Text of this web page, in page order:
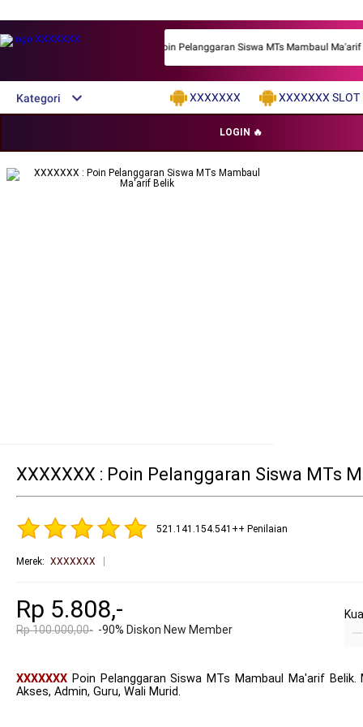
XXXXXXX Poin Pelanggaran Siswa MTs Mambaul
Kategori XXXXXXX XXXXXXX SLOT
LOGIN 🔥
XXXXXXX : Poin Pelanggaran Siswa MTs
521.141.154.541++ Penilaian
Merek: XXXXXXX
Rp 5.808,-
Rp 100.000,00- -90% Diskon New Member
XXXXXXX Poin Pelanggaran Siswa MTs Mambaul Ma'arif
Akses, Admin, Guru, Wali Murid.